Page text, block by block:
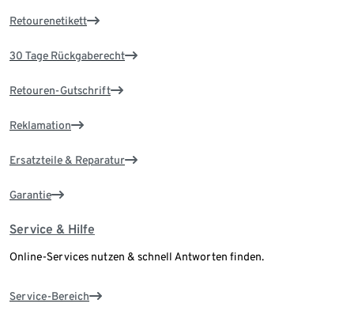
Retourenetikett
30 Tage Rückgaberecht
Retouren-Gutschrift
Reklamation
Ersatzteile & Reparatur
Garantie
Service & Hilfe
Online-Services nutzen & schnell Antworten finden.
Service-Bereich